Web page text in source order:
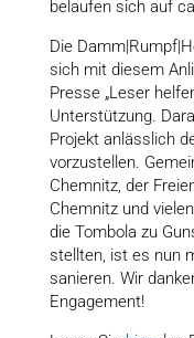
belaufen sich auf
Die
sich mit diesem
Presse „Leser
Unterstützung.
Projekt anlässlich
vorzustellen.
Chemnitz, der
Chemnitz und
die Tombola zu
stellten, ist es nun
sanieren. Wir
Engagement!